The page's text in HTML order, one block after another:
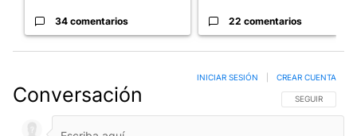
34 comentarios 22 comentarios
Conversación SIGA ESTA
SEGUIR
INICIAR SESIÓN CREAR CUENTA